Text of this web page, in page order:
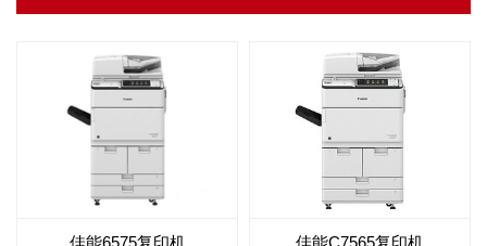
佳能6575复印机 佳能C7565复印机